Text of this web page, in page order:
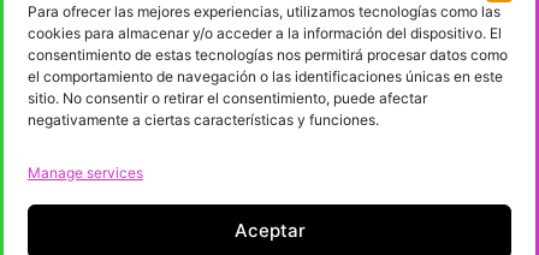
Para ofrecer las mejores experiencias, utilizamos tecnologías como las
cookies para almacenar y/o acceder a la información del dispositivo. El
consentimiento de estas tecnologías nos permitirá procesar datos como
el comportamiento de navegación o las identificaciones únicas en este
sitio. No consentir o retirar el consentimiento, puede afectar
negativamente a ciertas características y funciones.
Manage services
Aceptar
practices, or start a
collaboration with actors in
the audiovisual sector in the
Basque Country, Navarre or
New Aquitaine We want to